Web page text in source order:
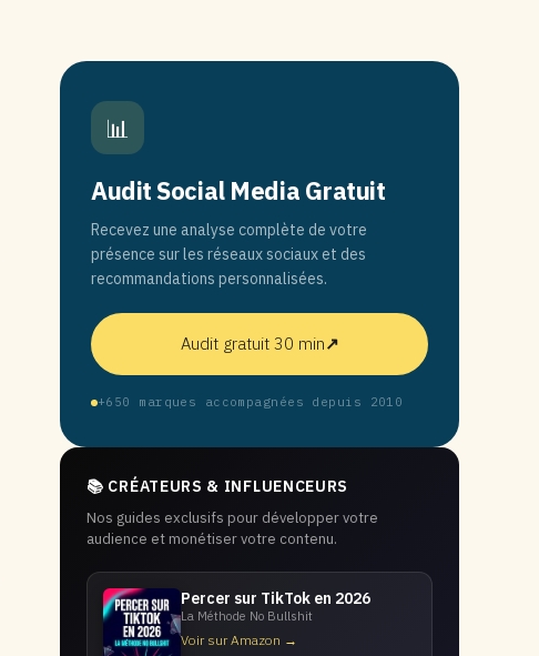
📊
Audit Social Media Gratuit
Recevez une analyse complète de votre
présence sur les réseaux sociaux et des
recommandations personnalisées.
Audit gratuit 30 min↗
+650 marques accompagnées depuis 2010
📚 CRÉATEURS & INFLUENCEURS
Nos guides exclusifs pour développer votre
audience et monétiser votre contenu.
Percer sur TikTok en 2026
La Méthode No Bullshit
Voir sur Amazon →